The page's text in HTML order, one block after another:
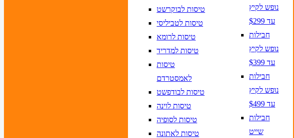
טיסות לבוקרשט
טיסות לטביליסי
טיסות לרומא
טיסות למדריד
טיסות
לאמסטרדם
טיסות לבודפשט
טיסות לוינה
טיסות לסופיה
טיסות לאתונה
נופש לקיץ
עד $299
חבילות
נופש לקיץ
עד $399
חבילות
נופש לקיץ
עד $499
חבילות
שייט